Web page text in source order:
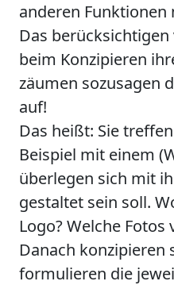
anderen Funktionen
Das
beim Konzipieren
zäumen sozusagen
auf!
Das heißt: Sie
Beispiel mit einem
überlegen sich mit
gestaltet sein soll.
Logo? Welche
Danach konzipieren
formulieren die